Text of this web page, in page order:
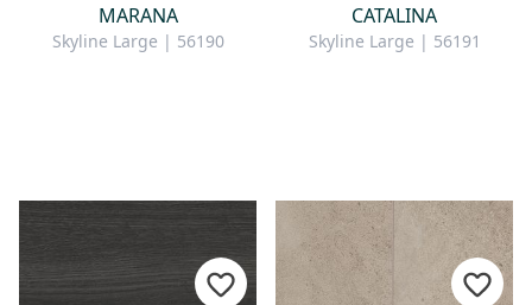
MARANA
Skyline Large | 56190
CATALINA
Skyline Large | 56191